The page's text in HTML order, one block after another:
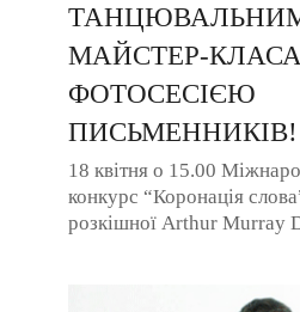
МАЙСТЕР-
ФОТОСЕСІЄЮ
ПИСЬМЕННИКІВ!
18 квітня о 15.00
конкурс “Коронація
розкішної Arthur Murray